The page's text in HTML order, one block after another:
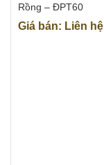
Rồng – ĐPT60
Giá bán: Liên hệ